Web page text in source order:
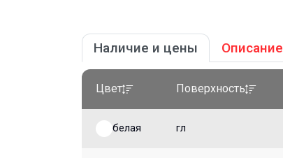
Наличие и цены Описание
Цвет Поверхность
белая гл